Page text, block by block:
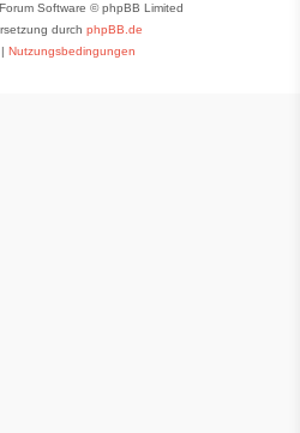
Software © phpBB Limited
durch phpBB.de
Nutzungsbedingungen